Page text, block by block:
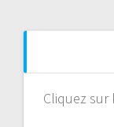
Cliquez sur